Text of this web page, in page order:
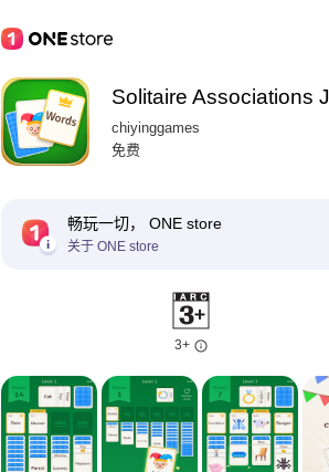
Solitaire Associations
chiyinggames
免费
畅玩一切， ONE store
关于 ONE store
3+